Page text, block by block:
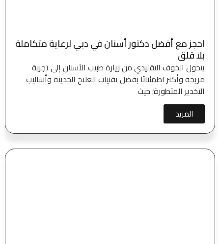
احجز مع أفضل دكتور أسنان في دبي لرعاية متكاملة
بلا قلق
يتحول الخوف التقليدي من زيارة طبيب الأسنان إلى تجربة
مريحة وأكثر اطمئنانًا بفضل تقنيات العلاج الحديثة وأساليب
التخدير المتطورة؛ حيث
المزيد